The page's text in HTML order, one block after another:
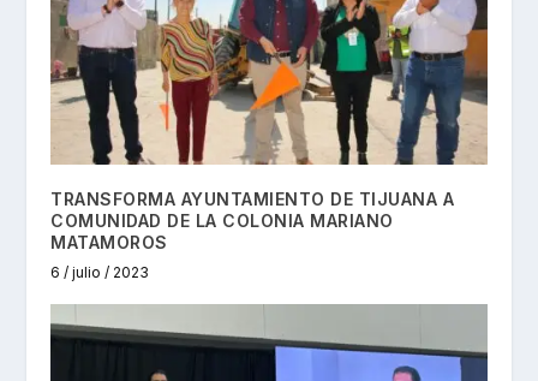
TRANSFORMA AYUNTAMIENTO DE TIJUANA A
COMUNIDAD DE LA COLONIA MARIANO
MATAMOROS
6 / julio / 2023